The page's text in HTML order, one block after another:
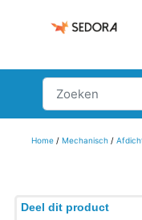
Home/ Mechanisch/
Deel dit product